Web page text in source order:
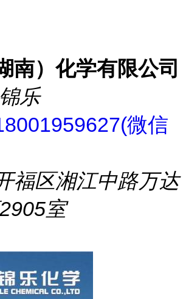
南）化学有限公司
乐
微信
福区湘江中路万达
室